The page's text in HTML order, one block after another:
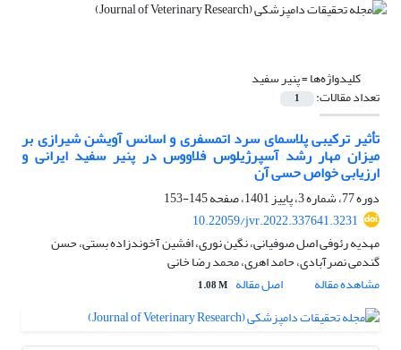
کلیدواژه‌ها =پنیر سفید
تعداد مقالات: 1
تأثیر ترکیبی پلاسمای سرد اتمسفری و اسانس آویشن شیرازی بر
میزان مهار رشد آسپرژیلوس فلاووس در پنیر سفید ایرانی و
ارزیابی خواص حسی آن
دوره 77، شماره 3، پاییز 1401، صفحه
145-153
10.22059/jvr.2022.337641.3231
مهدیه رئوفی اصل صوفیانی، نگین نوری، افشین آخوندزاده بستی، حسن
گندمی نصرآبادی، حامد اهری، محمد رضا خانی
مشاهده مقاله
اصل مقاله 1.08 M